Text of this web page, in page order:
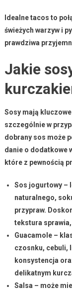
Idealne tacos to
świeżych warzyw i
prawdziwa
Jakie
Sosy mają
szczególnie w
dobrany sos może
danie o dodatkowe
które z pewnością
Sos jogurtowy–
naturalnego,
przypraw.
tekstura
Guacamole–
czosnku, cebuli,
konsystencja
delikatnym
Salsa – może